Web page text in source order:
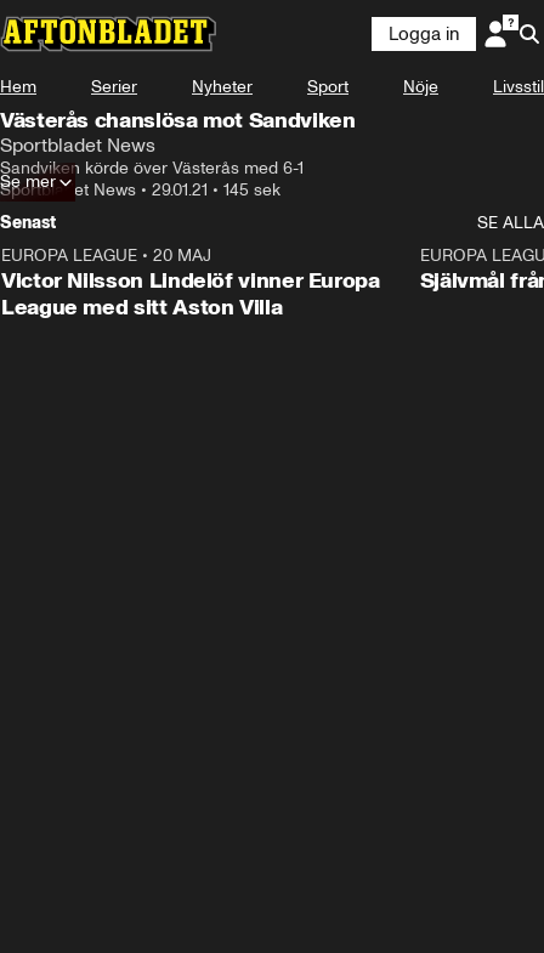
Logga in
Hem Serier Nyheter Sport Nöje Livsstil
Västerås chanslösa mot Sandviken
Sportbladet News
Sandviken körde över Västerås med 6-1
Sportbladet News • 29.01.21 • 145 sek
Se mer
Senast
SE ALLA
EUROPA LEAGUE • 20 MAJ
Victor Nilsson Lindelöf vinner Europa
League med sitt Aston Villa
EUROPA
Självmål